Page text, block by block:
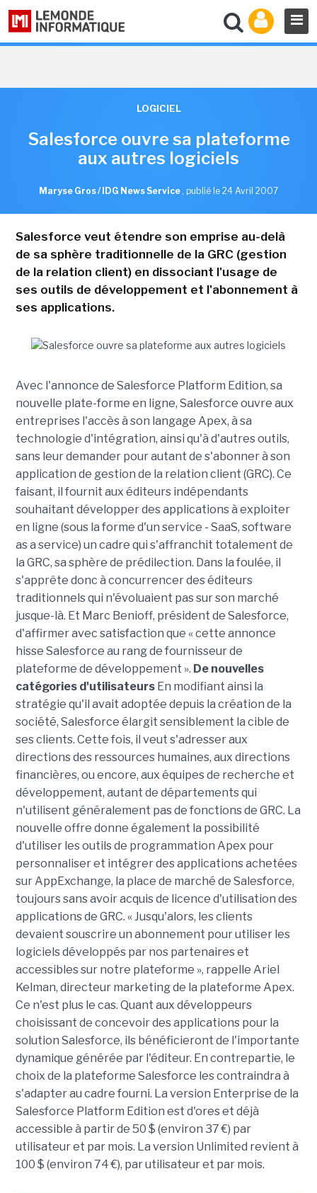
LOGICIEL
Salesforce ouvre sa plateforme
aux autres logiciels
Maryse Gros / IDG News Service , publié le 24 Avril 2007
Salesforce veut étendre son emprise au-delà
de sa sphère traditionnelle de la GRC (gestion
de la relation client) en dissociant l'usage de
ses outils de développement et l'abonnement à
ses applications.
Avec l'annonce de Salesforce Platform Edition, sa
nouvelle plate-forme en ligne, Salesforce ouvre aux
entreprises l'accès à son langage Apex, à sa
technologie d'intégration, ainsi qu'à d'autres outils,
sans leur demander pour autant de s'abonner à son
application de gestion de la relation client (GRC). Ce
faisant, il fournit aux éditeurs indépendants
souhaitant développer des applications à exploiter
en ligne (sous la forme d'un service - SaaS, software
as a service) un cadre qui s'affranchit totalement de
la GRC, sa sphère de prédilection. Dans la foulée, il
s'apprête donc à concurrencer des éditeurs
traditionnels qui n'évoluaient pas sur son marché
jusque-là. Et Marc Benioff, président de Salesforce,
d'affirmer avec satisfaction que « cette annonce
hisse Salesforce au rang de fournisseur de
plateforme de développement ». De nouvelles
catégories d'utilisateursEn modifiant ainsi la
stratégie qu'il avait adoptée depuis la création de la
société, Salesforce élargit sensiblement la cible de
ses clients. Cette fois, il veut s'adresser aux
directions des ressources humaines, aux directions
financières, ou encore, aux équipes de recherche et
développement, autant de départements qui
n'utilisent généralement pas de fonctions de GRC. La
nouvelle offre donne également la possibilité
d'utiliser les outils de programmation Apex pour
personnaliser et intégrer des applications achetées
sur AppExchange, la place de marché de Salesforce,
toujours sans avoir acquis de licence d'utilisation des
applications de GRC. « Jusqu'alors, les clients
devaient souscrire un abonnement pour utiliser les
logiciels développés par nos partenaires et
accessibles sur notre plateforme », rappelle Ariel
Kelman, directeur marketing de la plateforme Apex.
Ce n'est plus le cas. Quant aux développeurs
choisissant de concevoir des applications pour la
solution Salesforce, ils bénéficieront de l'importante
dynamique générée par l'éditeur. En contrepartie, le
choix de la plateforme Salesforce les contraindra à
s'adapter au cadre fourni. La version Enterprise de la
Salesforce Platform Edition est d'ores et déjà
accessible à partir de 50 $ (environ 37 €) par
utilisateur et par mois. La version Unlimited revient à
100 $ (environ 74 €), par utilisateur et par mois.